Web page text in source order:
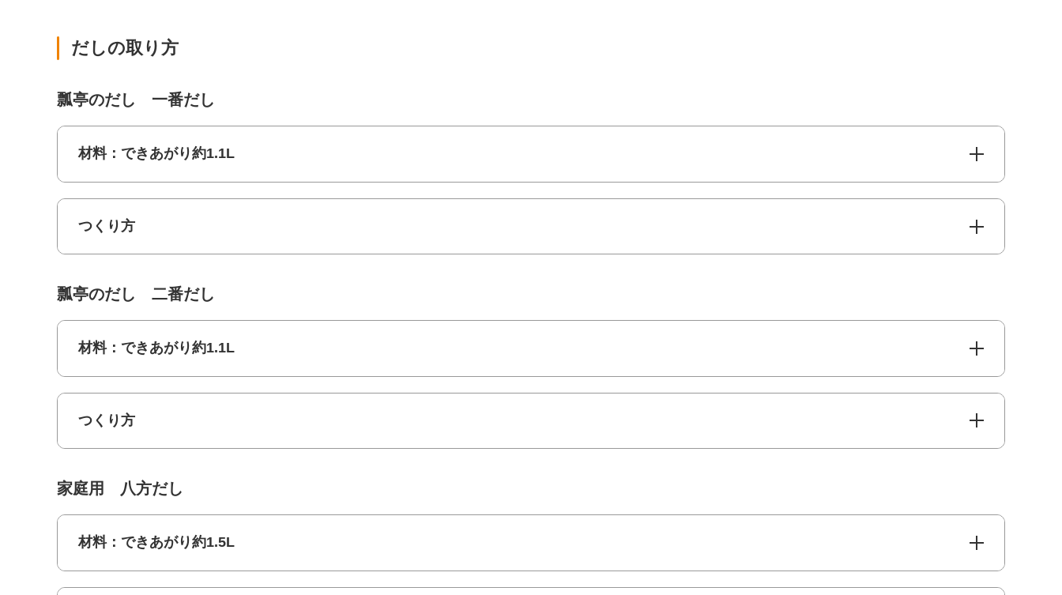
だしの取り方
瓢亭のだし 一番だし
材料：できあがり約1.1L
つくり方
瓢亭のだし 二番だし
材料：できあがり約1.1L
つくり方
家庭用 八方だし
材料：できあがり約1.5L